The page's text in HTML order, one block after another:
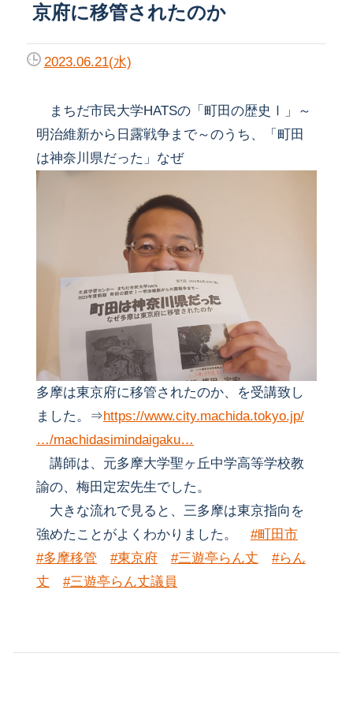
京府に移管されたのか
2023.06.21(水)
まちだ市民大学HATSの「町田の歴史Ⅰ」～
明治維新から日露戦争まで～のうち、「町田
は神奈川県だった」なぜ
多摩は東京府に移管されたのか、を受講致し
ました。⇒https://www.city.machida.tokyo.jp/
…/machidasimindaigaku…
講師は、元多摩大学聖ヶ丘中学高等学校教
諭の、梅田定宏先生でした。
大きな流れで見ると、三多摩は東京指向を
強めたことがよくわかりました。 #町田市
#多摩移管
#東京府 #三遊亭らん丈
#らん
丈
#三遊亭らん丈議員